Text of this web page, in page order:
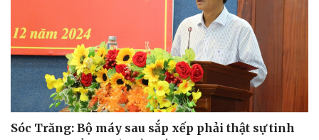
Văn hóa
Sân khấu - Điện ảnh
Văn học
Âm nhạc
Giải trí
Nghệ sĩ
Thời trang
Sao Việt
Sóc Trăng: Bộ máy sau sắp xếp phải thật sự tinh